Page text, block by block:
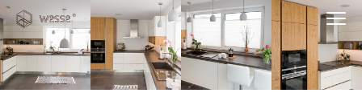
Close
ENG